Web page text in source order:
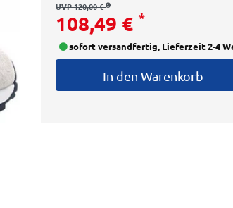
UVP 120,00 €
108,49 € *
sofort versandfertig, Lieferzeit 2-4
In den Warenkorb